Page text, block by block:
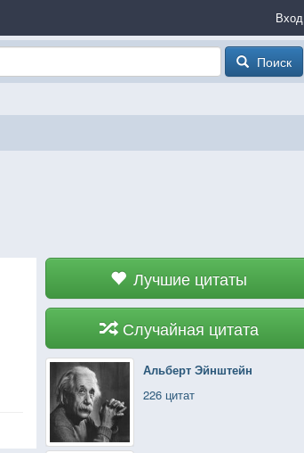
Вход
Поиск
Лучшие цитаты
Случайная цитата
Альберт Эйнштейн
226 цитат